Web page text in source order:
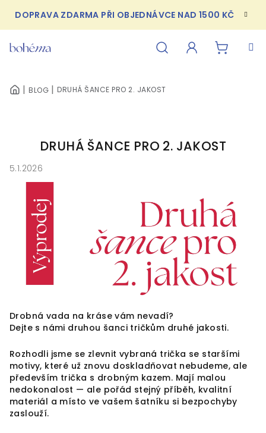
obsah
DOPRAVA ZDARMA PŘI OBJEDNÁVCE NAD 1500 KČ
DOMŮBLOG DRUHÁ ŠANCE PRO 2. JAKOST
DRUHÁ ŠANCE PRO 2. JAKOST
5.1.2026
Drobná vada na kráse vám nevadí?
Dejte s námi druhou šanci tričkům druhé jakosti.
Rozhodli jsme se zlevnit vybraná trička se staršími
motivy, které už znovu doskladňovat nebudeme, ale
především trička s drobným kazem. Mají malou
nedokonalost — ale pořád stejný příběh, kvalitní
materiál a místo ve vašem šatníku si bezpochyby
zaslouží.